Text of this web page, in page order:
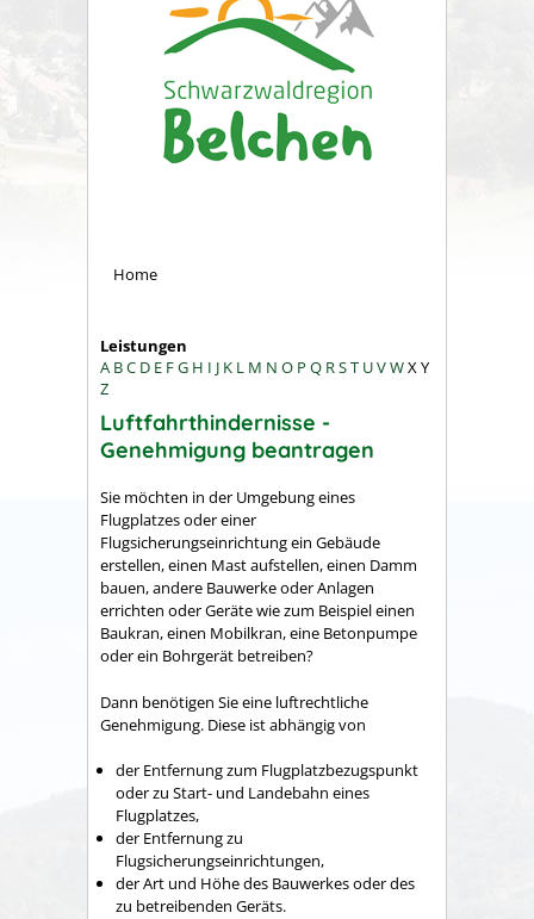
Home
Leistungen
A BC D E FG H I J K L M N O P Q RST UVWXY
Z
Luftfahrthindernisse -
Genehmigung beantragen
Sie möchten in der Umgebung eines
Flugplatzes oder einer
Flugsicherungseinrichtung ein Gebäude
erstellen,einen Mast aufstellen,einen Damm
bauen,andere Bauwerke oderAnlagen
errichten oderGerätewie zum Beispiel einen
Baukran, einen Mobilkran, eine Betonpumpe
oder ein Bohrgerät betreiben?
Dann benötigen Sie eine luftrechtliche
Genehmigung. Diese ist abhängig von
der Entfernung zum Flugplatzbezugspunkt
oder zu Start- und Landebahn eines
Flugplatzes,
der Entfernung zu
Flugsicherungseinrichtungen,
der Art und Höhe des Bauwerkes oder des
zu betreibenden Geräts.